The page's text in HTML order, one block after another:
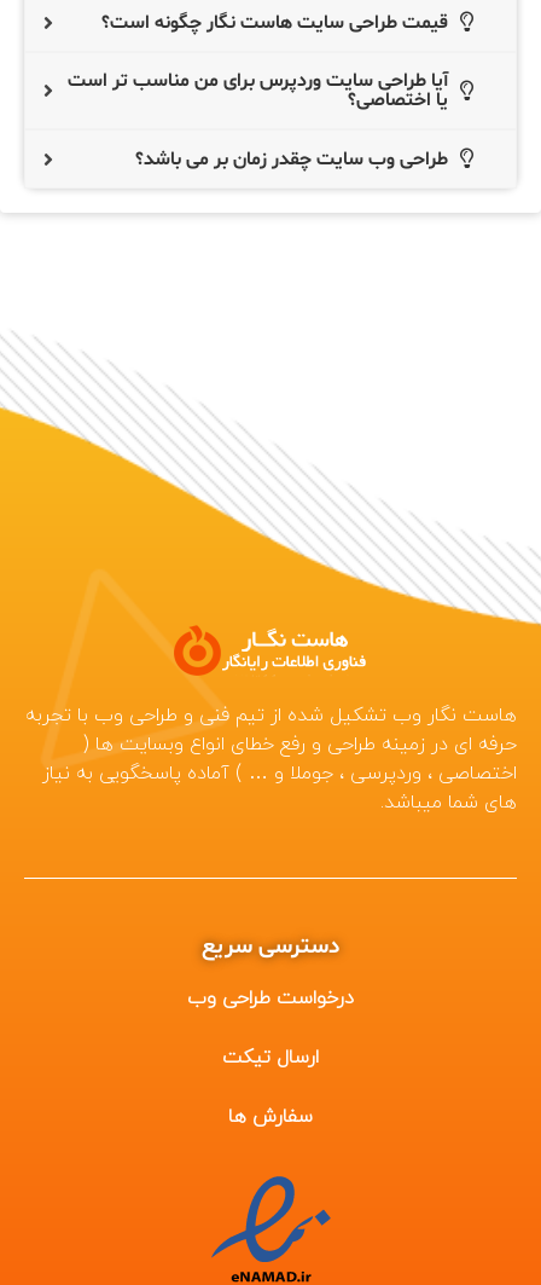
قیمت طراحی سایت هاست نگار چگونه است؟
آیا طراحی سایت وردپرس برای من مناسب تر است
یا اختصاصی؟
طراحی وب سایت چقدر زمان بر می باشد؟
هاست نگار وب تشکیل شده از تیم فنی و طراحی وب با تجربه
حرفه ای در زمینه طراحی و رفع خطای انواع وبسایت ها (
اختصاصی ، وردپرسی ، جوملا و … ) آماده پاسخگویی به نیاز
های شما میباشد.
دسترسی سریع
درخواست طراحی وب
ارسال تیکت
سفارش ها